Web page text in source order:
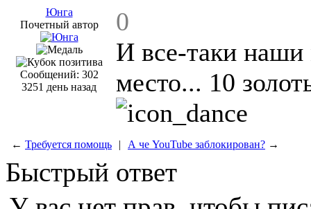
Юнга
Почетный автор
Сообщений: 302
3251 день назад
0
И все-таки наши
место... 10
← Требуется помощь | А че YouTube заблокирован? →
Быстрый ответ